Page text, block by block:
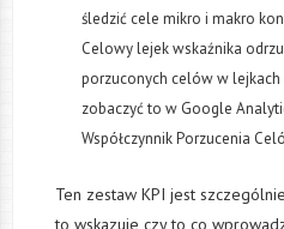
śledzić cele mikro i makro
Celowy lejek wskaźnika
porzuconych celów w
zobaczyć to w Google
Współczynnik Porzucenia
Ten zestaw KPI jest
to wskazuje czy to co